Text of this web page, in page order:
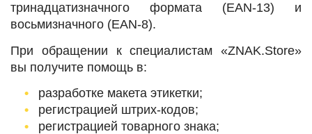
тринадцатизначного формата (EAN-13) и
восьмизначного (EAN-8).
При обращении к специалистам «ZNAK.Store»
вы получите помощь в:
разработке макета этикетки;
регистрацией штрих-кодов;
регистрацией товарного знака;